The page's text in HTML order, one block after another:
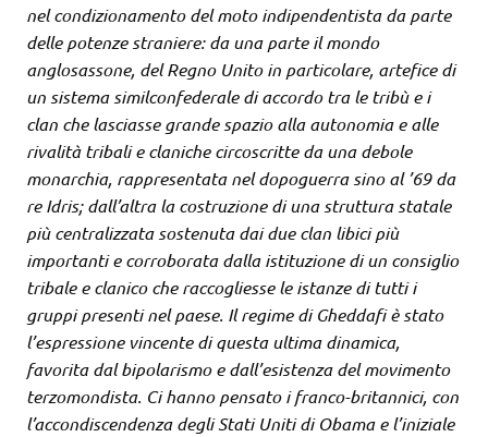
nel condizionamento del moto indipendentista da parte
delle potenze straniere: da una parte il mondo
anglosassone, del Regno Unito in particolare, artefice di
un sistema similconfederale di accordo tra le tribù e i
clan che lasciasse grande spazio alla autonomia e alle
rivalità tribali e claniche circoscritte da una debole
monarchia, rappresentata nel dopoguerra sino al ’69 da
re Idris; dall’altra la costruzione di una struttura statale
più centralizzata sostenuta dai due clan libici più
importanti e corroborata dalla istituzione di un consiglio
tribale e clanico che raccogliesse le istanze di tutti i
gruppi presenti nel paese. Il regime di Gheddafi è stato
l’espressione vincente di questa ultima dinamica,
favorita dal bipolarismo e dall’esistenza del movimento
terzomondista. Ci hanno pensato i franco-britannici, con
l’accondiscendenza degli Stati Uniti di Obama e l’iniziale